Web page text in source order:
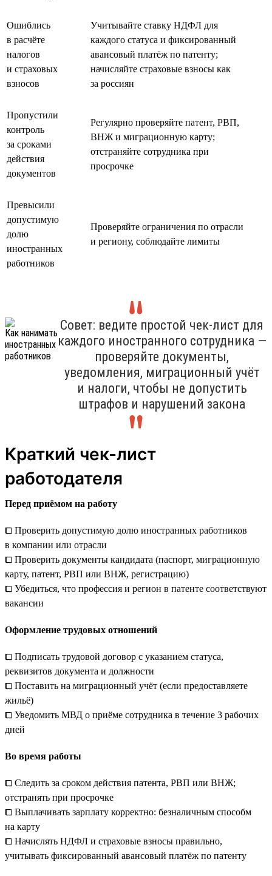
Ошиблись
в расчёте
налогов
и страховых
взносов
Учитывайте ставку НДФЛ для
каждого статуса и фиксированный
авансовый платёж по патенту;
начисляйте страховые взносы как
за россиян
Пропустили
контроль
за сроками
действия
документов
Регулярно проверяйте патент, РВП,
ВНЖ и миграционную карту;
отстраняйте сотрудника при
просрочке
Превысили
допустимую
долю
иностранных
работников
Проверяйте ограничения по отрасли
и региону, соблюдайте лимиты
Совет: ведите простой чек-лист для
каждого иностранного сотрудника —
проверяйте документы,
уведомления, миграционный учёт
и налоги, чтобы не допустить
штрафов и нарушений закона
Краткий чек-лист
работодателя
Перед приёмом на работу
⧠ Проверить допустимую долю иностранных работников
в компании или отрасли
⧠ Проверить документы кандидата (паспорт, миграционную
карту, патент, РВП или ВНЖ, регистрацию)
⧠ Убедиться, что профессия и регион в патенте соответствуют
вакансии
Оформление трудовых отношений
⧠ Подписать трудовой договор с указанием статуса,
реквизитов документа и должности
⧠ Поставить на миграционный учёт (если предоставляете
жильё)
⧠ Уведомить МВД о приёме сотрудника в течение 3 рабочих
дней
Во время работы
⧠ Следить за сроком действия патента, РВП или ВНЖ;
отстранять при просрочке
⧠ Выплачивать зарплату корректно: безналичным способм
на карту
⧠ Начислять НДФЛ и страховые взносы правильно,
учитывать фиксированный авансовый платёж по патенту